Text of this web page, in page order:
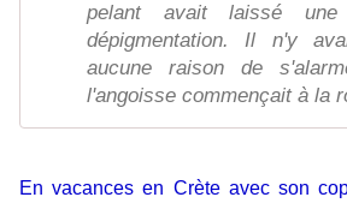
pelant avait laissé
dépigmentation. Il n'y
aucune raison de
l'angoisse commençait à la
En vacances en Crète avec son